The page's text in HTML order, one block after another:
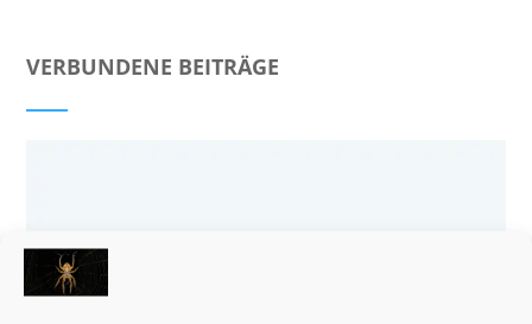
VERBUNDENE BEITRÄGE